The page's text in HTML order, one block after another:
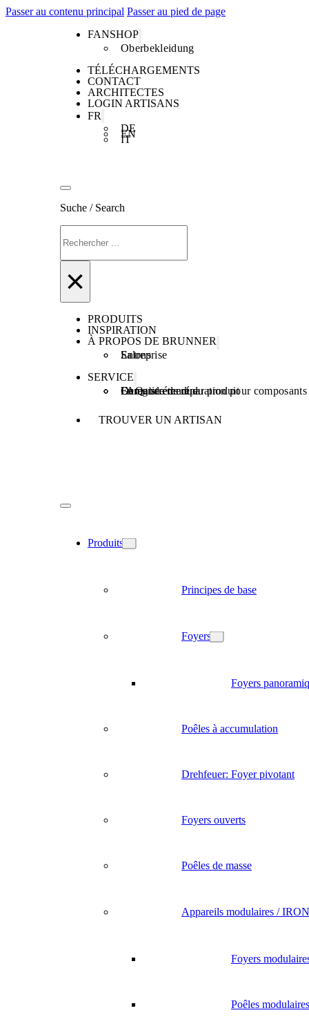
Passer au contenu principal Passer au pied de page
FANSHOP
Oberbekleidung
TÉLÉCHARGEMENTS
CONTACT
ARCHITECTES
LOGIN ARTISANS
FR
DE
EN
IT
Suche / Search
×
PRODUITS
INSPIRATION
À PROPOS DE BRUNNER
Entreprise
Salons
SERVICE
Enregistrement du produit
Demande de réparation pour
Garantie étendue
FAQ
TROUVER UN ARTISAN
Produits
Principes de base
Foyers
Foyers
Poêles à accumulation
Drehfeuer: Foyer pivotant
Foyers ouverts
Poêles de masse
Appareils modulaires /
Foyers
Poêles modulaires